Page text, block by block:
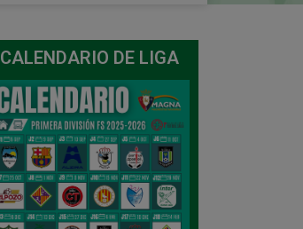
CALENDARIO DE LIGA